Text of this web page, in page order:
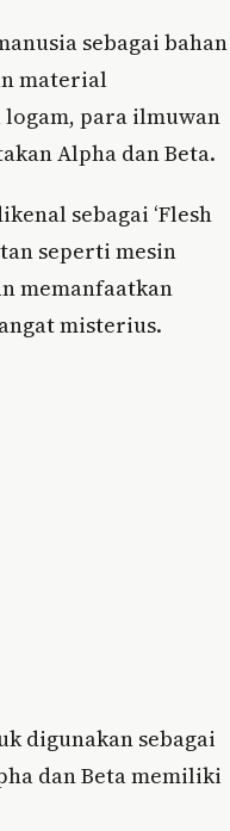
sebagai bahan
material
para ilmuwan
Alpha dan Beta.
sebagai ‘Flesh
seperti mesin
memanfaatkan
misterius.
digunakan sebagai
dan Beta memiliki